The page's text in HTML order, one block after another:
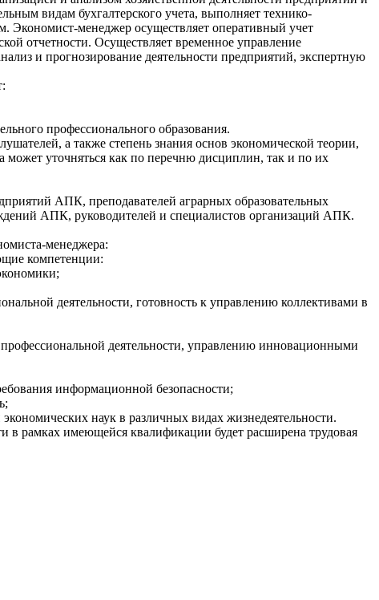
видам бухгалтерского учета, выполняет технико-
Экономист-менеджер осуществляет оперативный учет
отчетности. Осуществляет временное управление
и прогнозирование деятельности предприятий, экспертную
профессионального образования.
а также степень знания основ экономической теории,
может уточняться как по перечню дисциплин, так и по их
АПК, преподавателей аграрных образовательных
АПК, руководителей и специалистов организаций АПК.
менеджера:
компетенции:
деятельности, готовность к управлению коллективами в
деятельности, управлению инновационными
информационной безопасности;
наук в различных видах жизнедеятельности.
в рамках имеющейся квалификации будет расширена трудовая